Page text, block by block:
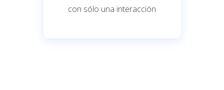
con sólo una interacción